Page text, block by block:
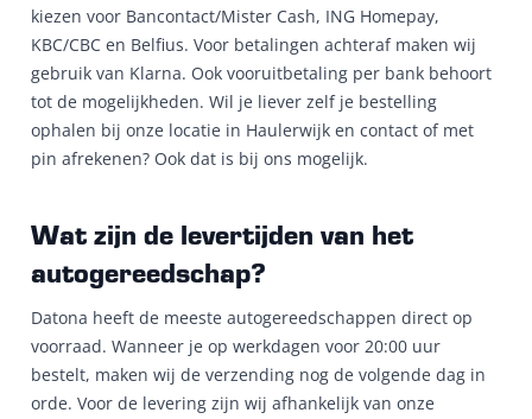
kiezen voor Bancontact/Mister Cash, ING Homepay,
KBC/CBC en Belfius. Voor betalingen achteraf maken wij
gebruik van Klarna. Ook vooruitbetaling per bank behoort
tot de mogelijkheden. Wil je liever zelf je bestelling
ophalen bij onze locatie in Haulerwijk en contact of met
pin afrekenen? Ook dat is bij ons mogelijk.
Wat zijn de levertijden van het
autogereedschap?
Datona heeft de meeste autogereedschappen direct op
voorraad. Wanneer je op werkdagen voor 20:00 uur
bestelt, maken wij de verzending nog de volgende dag in
orde. Voor de levering zijn wij afhankelijk van onze